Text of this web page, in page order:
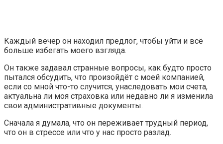
Каждый вечер он находил предлог, чтобы уйти и всё
больше избегать моего взгляда.
Он также задавал странные вопросы, как будто просто
пытался обсудить, что произойдёт с моей компанией,
если со мной что-то случится, унаследовать мои счета,
актуальна ли моя страховка или недавно ли я изменила
свои административные документы.
Сначала я думала, что он переживает трудный период,
что он в стрессе или что у нас просто разлад.